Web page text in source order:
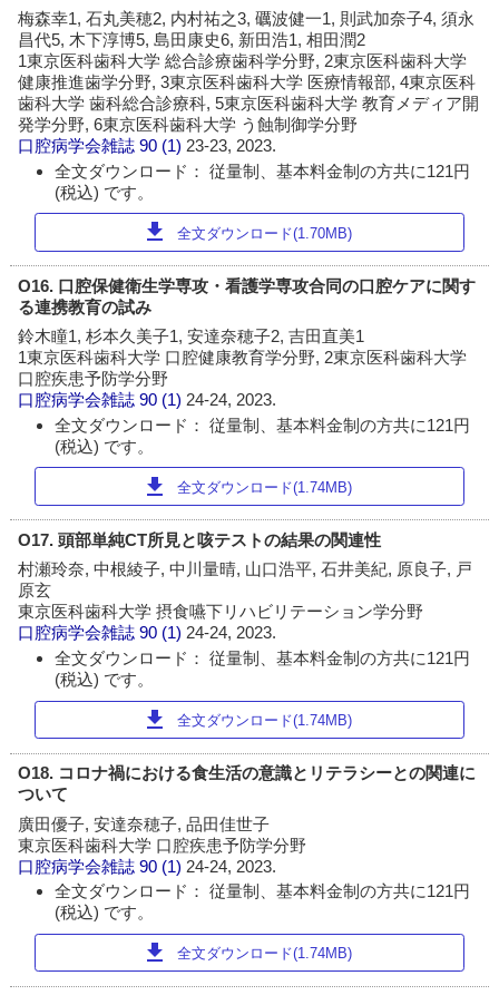
梅森幸1, 石丸美穂2, 内村祐之3, 礪波健一1, 則武加奈子4, 須永
昌代5, 木下淳博5, 島田康史6, 新田浩1, 相田潤2
1東京医科歯科大学 総合診療歯科学分野, 2東京医科歯科大学
健康推進歯学分野, 3東京医科歯科大学 医療情報部, 4東京医科
歯科大学 歯科総合診療科, 5東京医科歯科大学 教育メディア開
発学分野, 6東京医科歯科大学 う蝕制御学分野
口腔病学会雑誌 90 (1) 23-23, 2023.
全文ダウンロード： 従量制、基本料金制の方共に121円
(税込) です。
download 全文ダウンロード(1.70MB)
O16. 口腔保健衛生学専攻・看護学専攻合同の口腔ケアに関す
る連携教育の試み
鈴木瞳1, 杉本久美子1, 安達奈穂子2, 吉田直美1
1東京医科歯科大学 口腔健康教育学分野, 2東京医科歯科大学
口腔疾患予防学分野
口腔病学会雑誌 90 (1) 24-24, 2023.
全文ダウンロード： 従量制、基本料金制の方共に121円
(税込) です。
download 全文ダウンロード(1.74MB)
O17. 頭部単純CT所見と咳テストの結果の関連性
村瀬玲奈, 中根綾子, 中川量晴, 山口浩平, 石井美紀, 原良子, 戸
原玄
東京医科歯科大学 摂食嚥下リハビリテーション学分野
口腔病学会雑誌 90 (1)24-24, 2023.
全文ダウンロード： 従量制、基本料金制の方共に121円
(税込) です。
download 全文ダウンロード(1.74MB)
O18. コロナ禍における食生活の意識とリテラシーとの関連に
ついて
廣田優子, 安達奈穂子, 品田佳世子
東京医科歯科大学 口腔疾患予防学分野
口腔病学会雑誌 90 (1) 24-24, 2023.
全文ダウンロード： 従量制、基本料金制の方共に121円
(税込) です。
download 全文ダウンロード(1.74MB)